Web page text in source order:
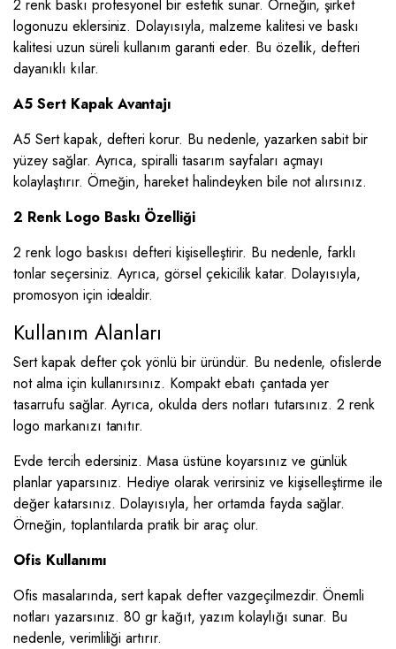
2 renk baskı profesyonel bir estetik sunar. Örneğin, şirket
logonuzu eklersiniz. Dolayısıyla, malzeme kalitesi ve baskı
kalitesi uzun süreli kullanım garanti eder. Bu özellik, defteri
dayanıklı kılar.
A5 Sert Kapak Avantajı
A5 Sert kapak, defteri korur. Bu nedenle, yazarken sabit bir
yüzey sağlar. Ayrıca, spiralli tasarım sayfaları açmayı
kolaylaştırır. Örneğin, hareket halindeyken bile not alırsınız.
2 Renk Logo Baskı Özelliği
2 renk logo baskısı defteri kişiselleştirir. Bu nedenle, farklı
tonlar seçersiniz. Ayrıca, görsel çekicilik katar. Dolayısıyla,
promosyon için idealdir.
Kullanım Alanları
Sert kapak defter çok yönlü bir üründür. Bu nedenle, ofislerde
not alma için kullanırsınız. Kompakt ebatı çantada yer
tasarrufu sağlar. Ayrıca, okulda ders notları tutarsınız. 2 renk
logo markanızı tanıtır.
Evde tercih edersiniz. Masa üstüne koyarsınız ve günlük
planlar yaparsınız. Hediye olarak verirsiniz ve kişiselleştirme ile
değer katarsınız. Dolayısıyla, her ortamda fayda sağlar.
Örneğin, toplantılarda pratik bir araç olur.
Ofis Kullanımı
Ofis masalarında, sert kapak defter vazgeçilmezdir. Önemli
notları yazarsınız. 80 gr kağıt, yazım kolaylığı sunar. Bu
nedenle, verimliliği artırır.